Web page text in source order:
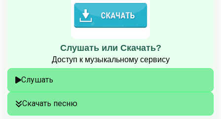
Слушать или Скачать?
Доступ к музыкальному сервису
Слушать
Скачать песню